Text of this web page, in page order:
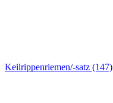
Keilrippenriemen/-satz (147)